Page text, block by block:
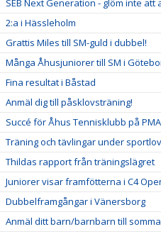
SEB Next Generation - glöm inte att
2:a i Hässleholm
Grattis Miles till SM-guld i dubbel!
Många Åhusjuniorer till SM i
Fina resultat i Båstad
Anmäl dig till påsklovsträning!
Succé för Åhus Tennisklubb på
Träning och tävlingar under
Thildas rapport från träningslägret
Juniorer visar framfötterna i C4
Dubbelframgångar i Vänersborg
Anmäl ditt barn/barnbarn till